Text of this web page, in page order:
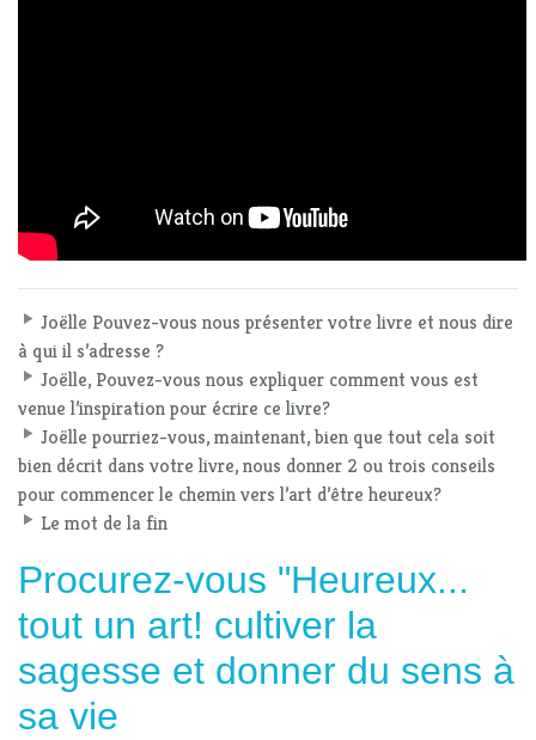
Joëlle Pouvez-vous nous présenter votre livre et nous dire
à qui il s’adresse ?
Joëlle, Pouvez-vous nous expliquer comment vous est
venue l’inspiration pour écrire ce livre?
Joëlle pourriez-vous, maintenant, bien que tout cela soit
bien décrit dans votre livre, nous donner 2 ou trois conseils
pour commencer le chemin vers l’art d’être heureux?
Le mot de la fin
Procurez-vous "Heureux...
tout un art! cultiver la
sagesse et donner du sens à
sa vie